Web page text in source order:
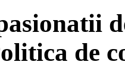
de